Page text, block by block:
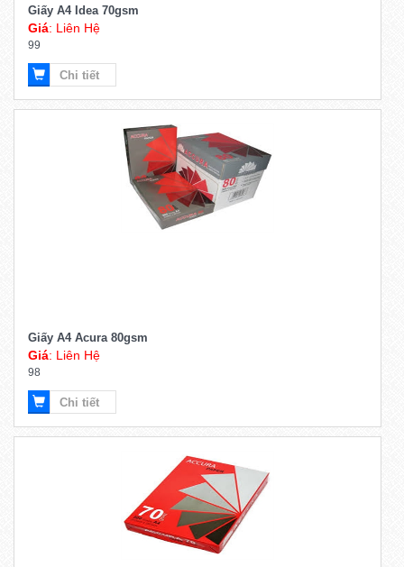
Giấy A4 Idea 70gsm
Giá: Liên Hệ
99
Chi tiết
Giấy A4 Acura 80gsm
Giá: Liên Hệ
98
Chi tiết